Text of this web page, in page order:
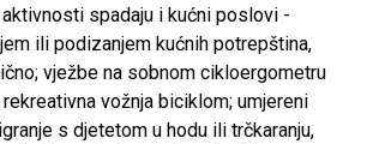
spadaju i kućni poslovi -
ili podizanjem kućnih potrepština,
vježbe na sobnom cikloergometru
vožnja biciklom; umjereni
s djetetom u hodu ili trčkaranju,